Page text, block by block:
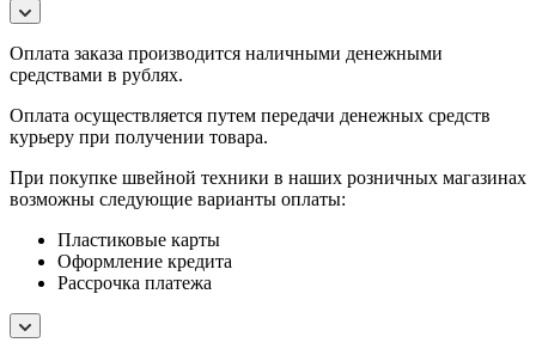
Оплата заказа производится наличными денежными
средствами в рублях.
Оплата осуществляется путем передачи денежных средств
курьеру при получении товара.
При покупке швейной техники в наших розничных магазинах
возможны следующие варианты оплаты:
Пластиковые карты
Оформление кредита
Рассрочка платежа